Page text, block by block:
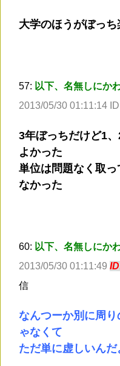
大学のほうがぼっち
57: 以下、名無しにか
2013/05/30 01:11:14
3年ぼっちだけど1
よかった
単位は問題なく取
なかった
60: 以下、名無しにか
2013/05/30 01:11:49
信
なんつーか別に周
ゃなくて
ただ単に虚しいん